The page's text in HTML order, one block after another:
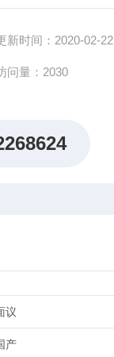
新时间：2020-02-22
问量：2030
议
产